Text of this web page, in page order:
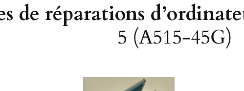
de réparations
5 (A515-45G)